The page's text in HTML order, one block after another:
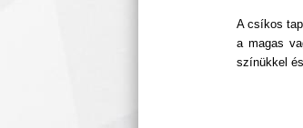
A csíkos
a magas
színükkel